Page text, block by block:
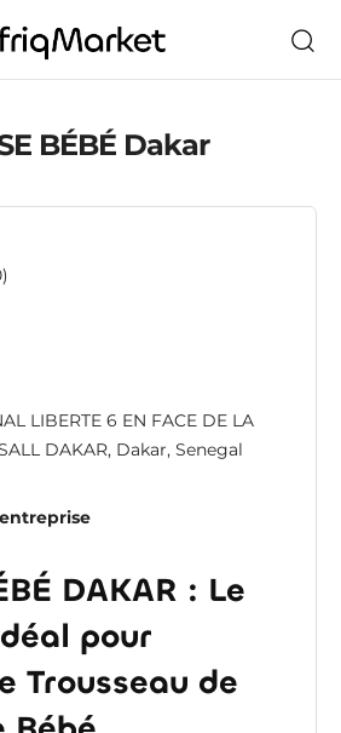
BÉBÉ Dakar
LIBERTE 6 EN FACE DE LA
DAKAR, Dakar, Senegal
DAKAR : Le
pour
Trousseau de